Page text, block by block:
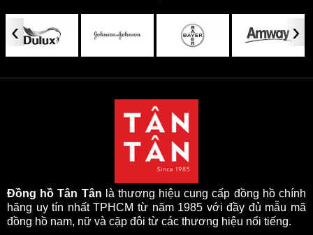
‹ ›
Đồng hồ Tân Tân là thương hiệu cung cấp đồng hồ chính
hãng uy tín nhất TPHCM từ năm 1985 với đầy đủ mẫu mã
đồng hồ nam, nữ và cặp đôi từ các thương hiệu nổi tiếng.